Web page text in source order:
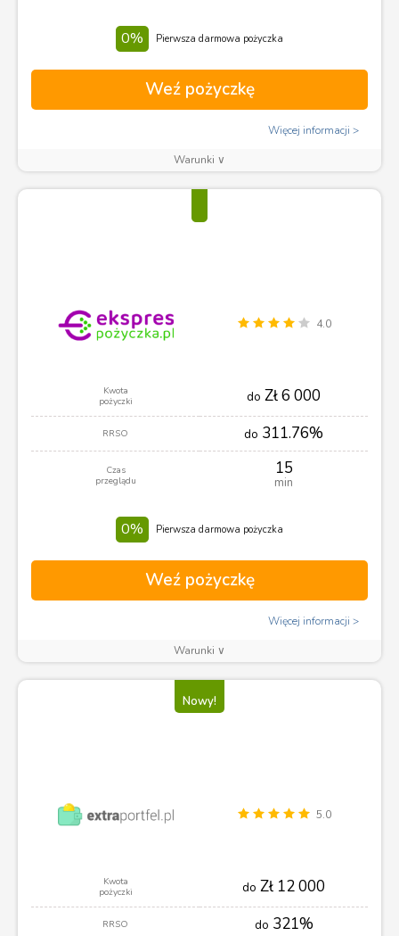
0% Pierwsza darmowa pożyczka
Weź pożyczkę
Więcej informacji
Warunki ∨
4.0
Kwota
pożyczki
do Zł 6 000
RRSO do 311.76%
Czas
przeglądu
15
min
0% Pierwsza darmowa pożyczka
Weź pożyczkę
Więcej informacji
Warunki ∨
Nowy!
5.0
Kwota
pożyczki
do Zł 12 000
RRSO do 321%